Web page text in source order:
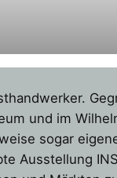
und im
sogar
Ausstellung